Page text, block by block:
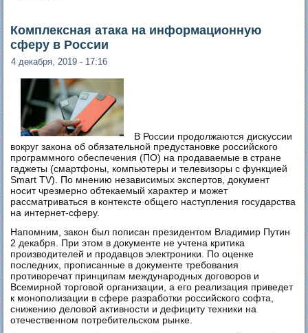
Комплексная атака на информационную
сферу в России
4 декабря, 2019 - 17:16
В России продолжаются дискуссии
вокруг закона об обязательной предустановке российского
программного обеспечения (ПО) на продаваемые в стране
гаджеты (смартфоны, компьютеры и телевизоры с функцией
Smart TV). По мнению независимых экспертов, документ
носит чрезмерно обтекаемый характер и может
рассматриваться в контексте общего наступления государства
на интернет-сферу.
Напомним, закон был пописан президентом Владимир Путин
2 декабря. При этом в документе не учтена критика
производителей и продавцов электроники. По оценке
последних, прописанные в документе требования
противоречат принципам международных договоров и
Всемирной торговой организации, а его реализация приведет
к монополизации в сфере разработки российского софта,
снижению деловой активности и дефициту техники на
отечественном потребительском рынке.